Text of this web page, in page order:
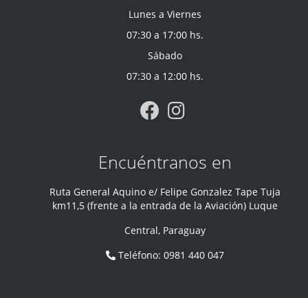
Lunes a Viernes
07:30 a 17:00 hs.
Sábado
07:30 a 12:00 hs.
Encuéntranos en
Ruta General Aquino e/ Felipe Gonzalez Tape Tuja
km11,5 (frente a la entrada de la Aviación) Luque
Central, Paraguay
Teléfono:0981 440 047